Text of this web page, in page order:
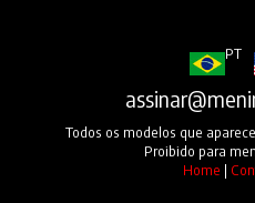
PT
Todos os modelos que
Proibido para
Home |